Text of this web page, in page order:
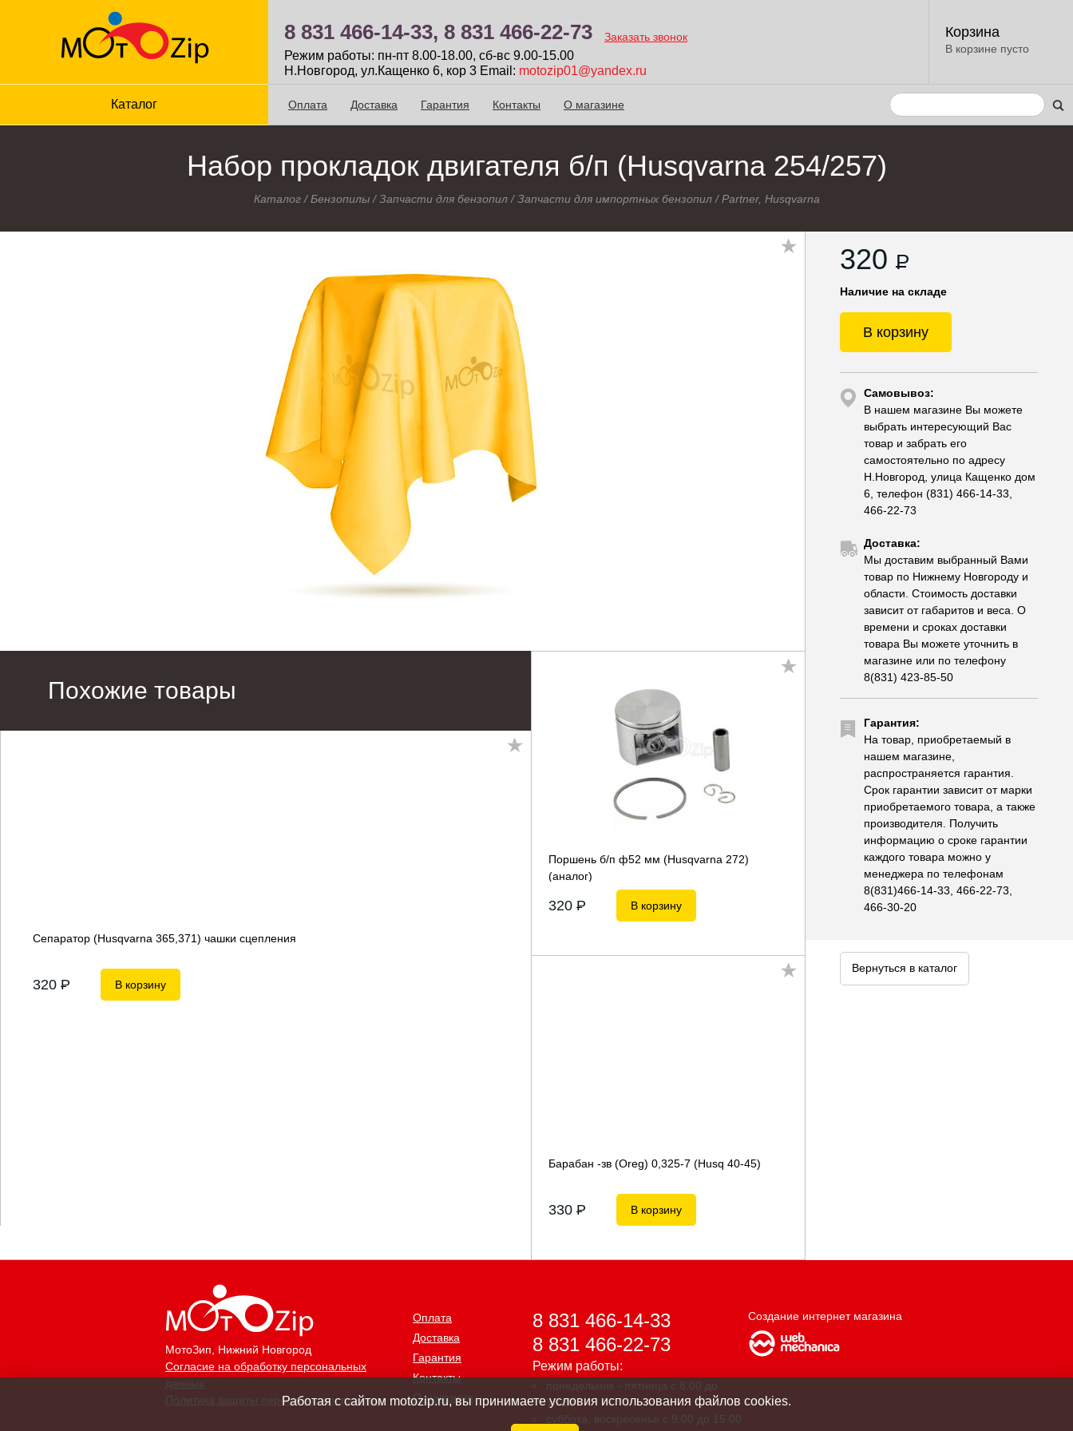
8 831 466-14-33, 8 831 466-22-73 Заказать звонок
Режим работы: пн-пт 8.00-18.00, сб-вc 9.00-15.00
Н.Новгород, ул.Кащенко 6, кор 3 Email: motozip01@yandex.ru
Корзина
В корзине пусто
Каталог Оплата Доставка Гарантия Контакты О магазине
Набор прокладок двигателя б/п (Husqvarna 254/257)
Каталог/Бензопилы/Запчасти для бензопил/Запчасти для импортных бензопил/Partner, Husqvarna
320 P
Наличие на складе
В корзину
Самовывоз:
В нашем магазине Вы можете
выбрать интересующий Вас
товар и забрать его
самостоятельно по адресу
Н.Новгород, улица Кащенко дом
6, телефон (831) 466-14-33,
466-22-73
Доставка:
Мы доставим выбранный Вами
товар по Нижнему Новгороду и
области. Стоимость доставки
зависит от габаритов и веса. О
времени и сроках доставки
товара Вы можете уточнить в
магазине или по телефону
8(831) 423-85-50
Гарантия:
На товар, приобретаемый в
нашем магазине,
распространяется гарантия.
Срок гарантии зависит от марки
приобретаемого товара, а также
производителя. Получить
информацию о сроке гарантии
каждого товара можно у
менеджера по телефонам
8(831)466-14-33, 466-22-73,
466-30-20
Вернуться в каталог
Похожие товары
Сепаратор (Husqvarna 365,371) чашки сцепления
320 P В корзину
Поршень б/п ф52 мм (Husqvarna 272)
(аналог)
320 P В корзину
Барабан -зв (Oreg) 0,325-7 (Husq 40-45)
330 P В корзину
МотоЗип , Нижний Новгород
Согласие на обработку персональных
данных
Политика защиты персональных данных
Оплата
Доставка
Гарантия
Контакты
О магазине
8 831 466-14-33
8 831 466-22-73
Режим работы:
понедельник - пятница с 8.00 до
18.00
суббота, воскресенье с 9.00 до 15.00
Создание интернет магазина
Работая с сайтом motozip.ru, вы принимаете условия использования файлов cookies.